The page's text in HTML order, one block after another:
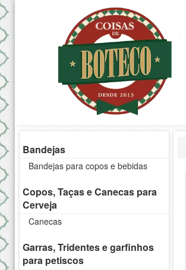
Bandejas
Bandejas para copos e bebidas
Copos, Taças e Canecas para
Cerveja
Canecas
Garras, Tridentes e garfinhos
para petiscos